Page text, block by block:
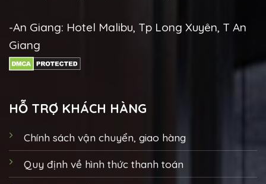
-An Giang: Hotel Malibu, Tp Long Xuyên, T An
Giang
HỖ TRỢ KHÁCH HÀNG
Chính sách vận chuyển, giao hàng
Quy định về hình thức thanh toán